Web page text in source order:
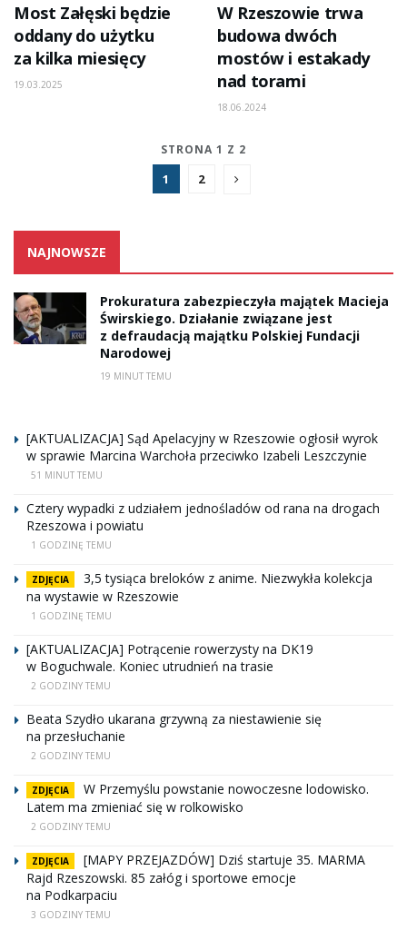
Most Załęski będzie
oddany do użytku
za kilka miesięcy
19.03.2025
W Rzeszowie trwa
budowa dwóch
mostów i estakady
nad torami
18.06.2024
STRONA 1 Z 2
1 2
NAJNOWSZE
Prokuratura zabezpieczyła majątek Macieja
Świrskiego. Działanie związane jest
z defraudacją majątku Polskiej Fundacji
Narodowej
19 MINUT TEMU
[AKTUALIZACJA] Sąd Apelacyjny w Rzeszowie ogłosił wyrok
w sprawie Marcina Warchoła przeciwko Izabeli Leszczynie
51 MINUT TEMU
Cztery wypadki z udziałem jednośladów od rana na drogach
Rzeszowa i powiatu
1 GODZINĘ TEMU
ZDJĘCIA
3,5 tysiąca breloków z anime. Niezwykła kolekcja
na wystawie w Rzeszowie
1 GODZINĘ TEMU
[AKTUALIZACJA] Potrącenie rowerzysty na DK19
w Boguchwale. Koniec utrudnień na trasie
2 GODZINY TEMU
Beata Szydło ukarana grzywną za niestawienie się
na przesłuchanie
2 GODZINY TEMU
ZDJĘCIA
W Przemyślu powstanie nowoczesne lodowisko.
Latem ma zmieniać się w rolkowisko
2 GODZINY TEMU
ZDJĘCIA
[MAPY PRZEJAZDÓW] Dziś startuje 35. MARMA
Rajd Rzeszowski. 85 załóg i sportowe emocje
na Podkarpaciu
3 GODZINY TEMU